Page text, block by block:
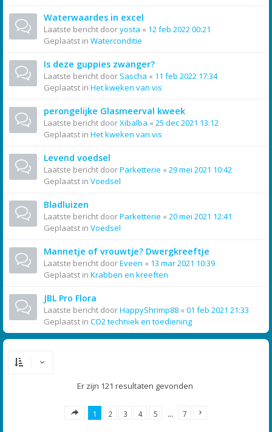
Waterwaardes in excel
Laatste bericht dooryosta « 12 feb 2022 00:21
Geplaatst in Waterconditie
Is deze guppies zwanger?
Laatste bericht door Sascha « 11 feb 2022 17:34
Geplaatst in Het kweken van vis
perongelijke Glasmeerval kweek
Laatste bericht doorXibalba « 25 dec 2021 13:12
Geplaatst in Het kweken van vis
Levend voedsel
Laatste bericht doorParketterie « 29 mei 2021 10:42
Geplaatst in Voedsel
Bladluizen
Laatste bericht doorParketterie « 20 mei 2021 12:41
Geplaatst in Voedsel
Mannetje of vrouwtje? Dwergkreeftje
Laatste bericht doorEveen « 13 mar 2021 10:39
Geplaatst in Krabben en kreeften
JBL Pro Flora
Laatste bericht doorHappyShrimp88 « 01 feb 2021 21:33
Geplaatst in CO2 techniek en toediening
Er zijn 121 resultaten gevonden
1 2 3 4 5 … 7